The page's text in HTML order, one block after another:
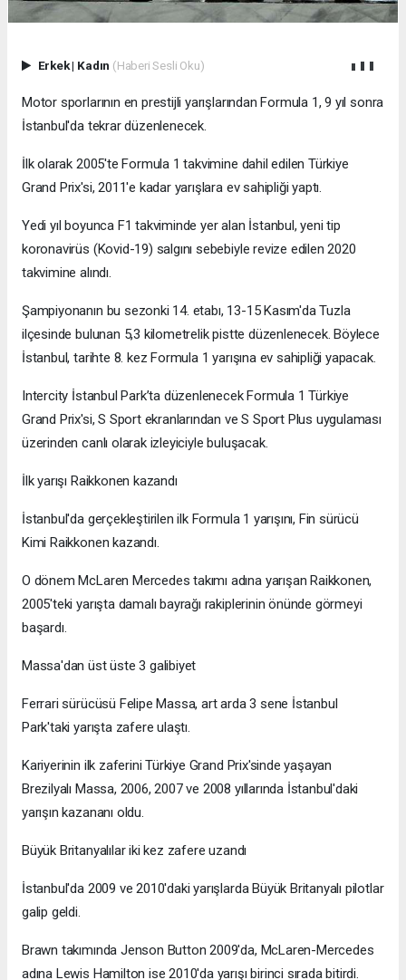
Erkek| Kadın (Haberi Sesli Oku)
Motor sporlarının en prestijli yarışlarından Formula 1, 9 yıl sonra
İstanbul'da tekrar düzenlenecek.
İlk olarak 2005'te Formula 1 takvimine dahil edilen Türkiye
Grand Prix'si, 2011'e kadar yarışlara ev sahipliği yaptı.
Yedi yıl boyunca F1 takviminde yer alan İstanbul, yeni tip
koronavirüs (Kovid-19) salgını sebebiyle revize edilen 2020
takvimine alındı.
Şampiyonanın bu sezonki 14. etabı, 13-15 Kasım'da Tuzla
ilçesinde bulunan 5,3 kilometrelik pistte düzenlenecek. Böylece
İstanbul, tarihte 8. kez Formula 1 yarışına ev sahipliği yapacak.
Intercity İstanbul Park’ta düzenlenecek Formula 1 Türkiye
Grand Prix'si, S Sport ekranlarından ve S Sport Plus uygulaması
üzerinden canlı olarak izleyiciyle buluşacak.
İlk yarışı Raikkonen kazandı
İstanbul'da gerçekleştirilen ilk Formula 1 yarışını, Fin sürücü
Kimi Raikkonen kazandı.
O dönem McLaren Mercedes takımı adına yarışan Raikkonen,
2005'teki yarışta damalı bayrağı rakiplerinin önünde görmeyi
başardı.
Massa'dan üst üste 3 galibiyet
Ferrari sürücüsü Felipe Massa, art arda 3 sene İstanbul
Park'taki yarışta zafere ulaştı.
Kariyerinin ilk zaferini Türkiye Grand Prix'sinde yaşayan
Brezilyalı Massa, 2006, 2007 ve 2008 yıllarında İstanbul'daki
yarışın kazananı oldu.
Büyük Britanyalılar iki kez zafere uzandı
İstanbul'da 2009 ve 2010'daki yarışlarda Büyük Britanyalı pilotlar
galip geldi.
Brawn takımında Jenson Button 2009'da, McLaren-Mercedes
adına Lewis Hamilton ise 2010'da yarışı birinci sırada bitirdi.